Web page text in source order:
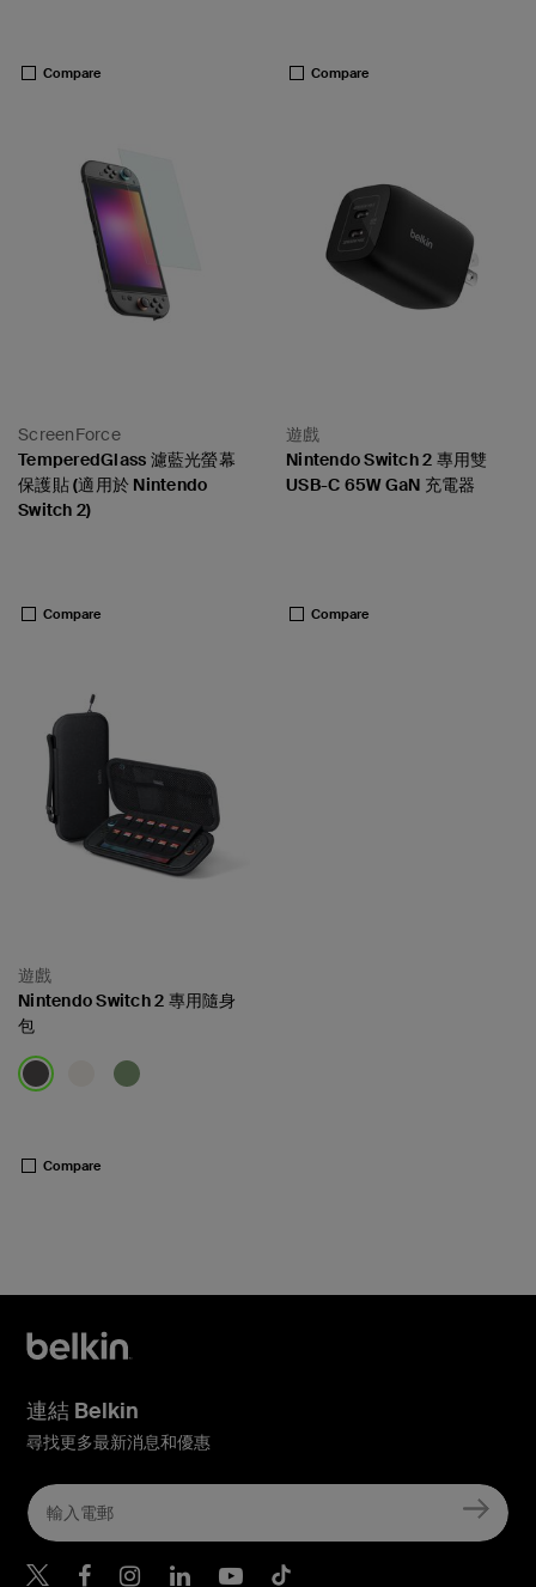
Compare Compare
ScreenForce
TemperedGlass 濾藍光螢幕
保護貼 (適用於 Nintendo
Switch 2)
Compare
遊戲
Nintendo Switch 2 專用雙
USB-C 65W GaN 充電器
Compare
遊戲
Nintendo Switch 2 專用隨身
包
Compare
連結 Belkin
尋找更多最新消息和優惠
Belkin Twitter
Belkin Hong Kong
Belkin Instagram
Belkin Hong Kong
Belkin Youtube
Belkin TikTok